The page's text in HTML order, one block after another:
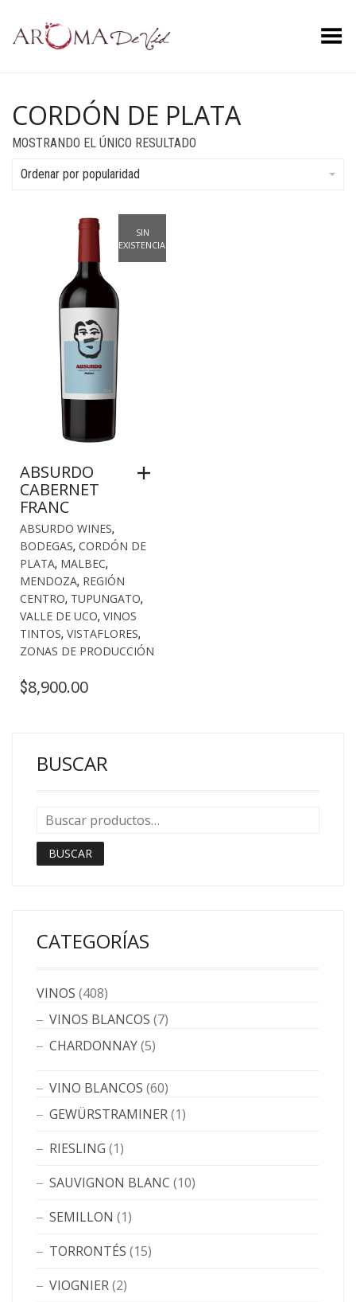
Menú
CORDÓN DE PLATA
MOSTRANDO EL ÚNICO RESULTADO
Ordenar por popularidad
SIN
EXISTENCIAS
ABSURDO
CABERNET
FRANC
ABSURDO WINES,
BODEGAS, CORDÓN DE
PLATA, MALBEC,
MENDOZA, REGIÓN
CENTRO, TUPUNGATO,
VALLE DE UCO, VINOS
TINTOS, VISTAFLORES,
ZONAS DE PRODUCCIÓN
$8,900.00
BUSCAR
BUSCAR
CATEGORÍAS
VINOS (408)
VINOS BLANCOS (7)
CHARDONNAY(5)
VINO BLANCOS (60)
GEWÜRSTRAMINER(1)
RIESLING (1)
SAUVIGNON BLANC (10)
SEMILLON (1)
TORRONTÉS (15)
VIOGNIER(2)